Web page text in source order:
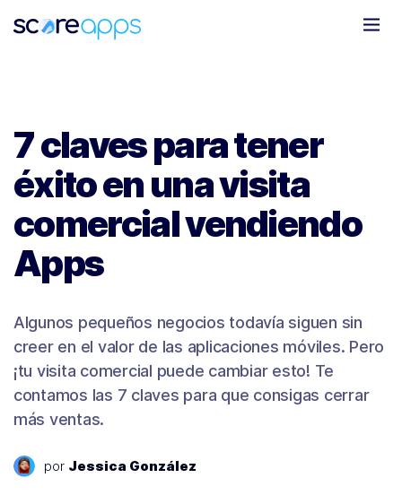
Todo Marketing Móvil
7 claves para tener
éxito en una visita
comercial vendiendo
Apps
Algunos pequeños negocios todavía siguen sin
creer en el valor de las aplicaciones móviles. Pero
¡tu visita comercial puede cambiar esto! Te
contamos las 7 claves para que consigas cerrar
más ventas.
por Jessica González